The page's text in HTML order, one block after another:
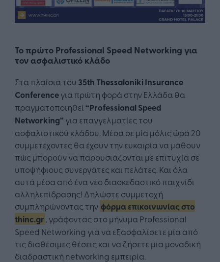
Το πρώτο Professional Speed Networking για
τον ασφαλιστικό κλάδο
Στα πλαίσια του 35th ThessalonikiInsurance
Conferenceγια πρώτη φορά στην Ελλάδα θα
πραγματοποιηθεί “Professional Speed
Networking” για επαγγελματίες του
ασφαλιστικού κλάδου. Μέσα σε μία μόλις ώρα 20
συμμετέχοντες θα έχουν την ευκαιρία να μάθουν
πώς μπορούν να παρουσιάζονται με επιτυχία σε
υποψήφιους συνεργάτες και πελάτες. Και όλα
αυτά μέσα από ένα νέο διασκεδαστικό παιχνίδι
αλληλεπίδρασης! Δηλώστε συμμετοχή
συμπληρώνοντας την φόρμα επικοινωνίας στο
thinc.gr, γράφοντας στο μήνυμα Professional
Speed Networking για να εξασφαλίσετε μία από
τις διαθέσιμες θέσεις και να ζήσετε μια μοναδική
διαδραστική networking εμπειρία.